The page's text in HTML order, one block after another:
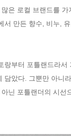
은 로컬 브랜드를
서 만든 향수, 비누,
부터 포틀랜드라
담았다. 그뿐만 아니
닌 포틀랜더의 시